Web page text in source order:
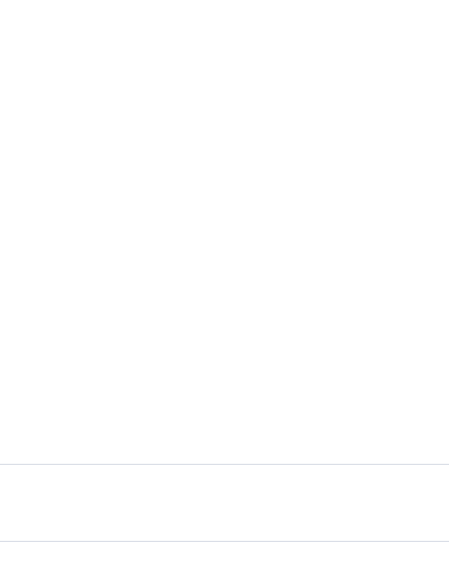
하여 수집된 정보들을 수시로 제공하고 있습니다.
도록 노력하겠습니다.
하시길 기원 드립니다.